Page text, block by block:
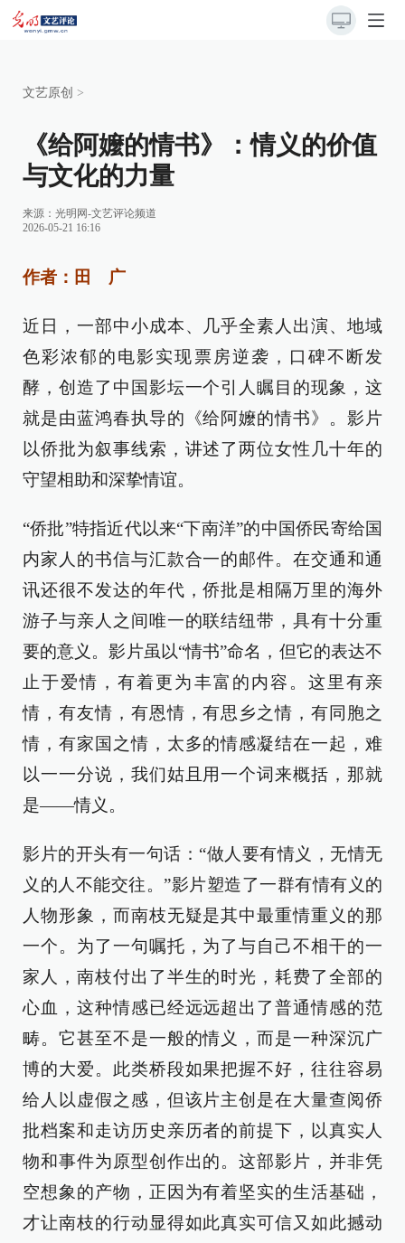
文艺原创 >
《给阿嬤的情书》：情义的价值
与文化的力量
来源： 光明网-文艺评论频道
2026-05-21 16:16
作者：田 广
近日，一部中小成本、几乎全素人出演、地域
色彩浓郁的电影实现票房逆袭，口碑不断发
酵，创造了中国影坛一个引人瞩目的现象，这
就是由蓝鸿春执导的《给阿嬤的情书》。影片
以侨批为叙事线索，讲述了两位女性几十年的
守望相助和深挚情谊。
“侨批”特指近代以来“下南洋”的中国侨民寄给国
内家人的书信与汇款合一的邮件。在交通和通
讯还很不发达的年代，侨批是相隔万里的海外
游子与亲人之间唯一的联结纽带，具有十分重
要的意义。影片虽以“情书”命名，但它的表达不
止于爱情，有着更为丰富的内容。这里有亲
情，有友情，有恩情，有思乡之情，有同胞之
情，有家国之情，太多的情感凝结在一起，难
以一一分说，我们姑且用一个词来概括，那就
是——情义。
影片的开头有一句话：“做人要有情义，无情无
义的人不能交往。”影片塑造了一群有情有义的
人物形象，而南枝无疑是其中最重情重义的那
一个。为了一句嘱托，为了与自己不相干的一
家人，南枝付出了半生的时光，耗费了全部的
心血，这种情感已经远远超出了普通情感的范
畴。它甚至不是一般的情义，而是一种深沉广
博的大爱。此类桥段如果把握不好，往往容易
给人以虚假之感，但该片主创是在大量查阅侨
批档案和走访历史亲历者的前提下，以真实人
物和事件为原型创作出的。这部影片，并非凭
空想象的产物，正因为有着坚实的生活基础，
才让南枝的行动显得如此真实可信又如此撼动